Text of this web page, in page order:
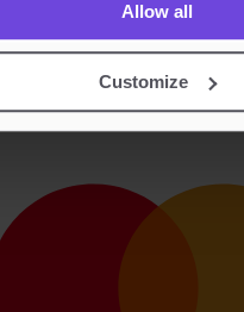
Allow all
Customize